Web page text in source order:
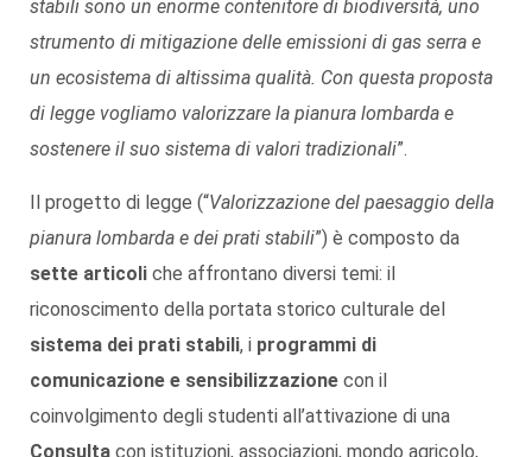
stabili sono un enorme contenitore di biodiversità, uno
strumento di mitigazione delle emissioni di gas serra e
un ecosistema di altissima qualità. Con questa proposta
di legge vogliamo valorizzare la pianura lombarda e
sostenere il suo sistema di valori tradizionali”.
Il progetto di legge (“Valorizzazione del paesaggio della
pianura lombarda e dei prati stabili”) è composto da
sette articoli che affrontano diversi temi: il
riconoscimento della portata storico culturale del
sistema dei prati stabili, i programmi di
comunicazione e sensibilizzazione con il
coinvolgimento degli studenti all’attivazione di una
Consulta con istituzioni, associazioni, mondo agricolo,